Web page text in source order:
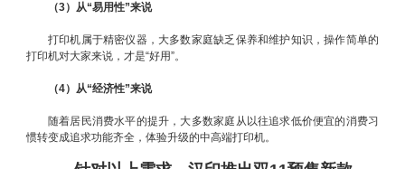
（3）从“易用性”来说
打印机属于精密仪器，大多数家庭缺乏保养和维护知识，操作简单的
打印机对大家来说，才是“好用”。
（4）从“经济性”来说
随着居民消费水平的提升，大多数家庭从以往追求低价便宜的消费习
惯转变成追求功能齐全，体验升级的中高端打印机。